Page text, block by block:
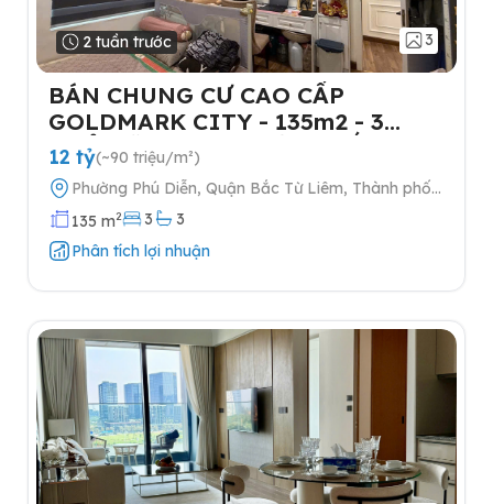
2 tuần trước 3
BÁN CHUNG CƯ CAO CẤP
GOLDMARK CITY - 135m2 - 3
NGỦ-TẶNG FULL NỘI THẤT- 2
SLOT Ô TÔ
12 tỷ(~90 triệu/m²)
Phường Phú Diễn, Quận Bắc Từ Liêm, Thành phố
Hà Nội
135 m2 3
3
Phân tích lợi nhuận